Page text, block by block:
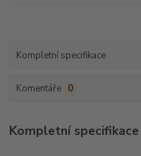
Kompletní specifikace
Komentáře 0
Kompletní specifikace